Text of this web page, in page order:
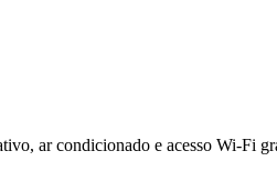
ar condicionado e acesso Wi-Fi